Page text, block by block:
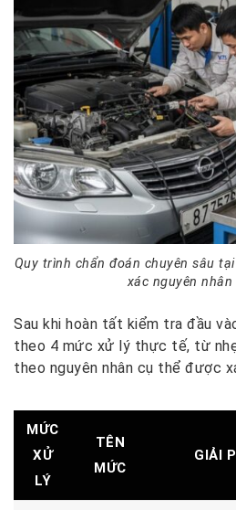
Quy trình chẩn đoán chuyên sâu
xác nguyên nhân
Sau khi hoàn tất kiểm tra đầu
theo 4 mức xử lý thực tế, từ
theo nguyên nhân cụ thể được
MỨC
XỬ
LÝ
TÊN
MỨC
GIẢI